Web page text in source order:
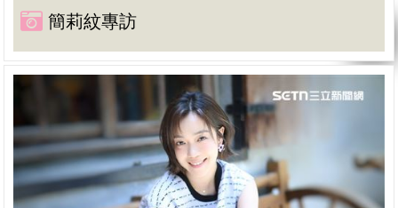
簡莉紋專訪